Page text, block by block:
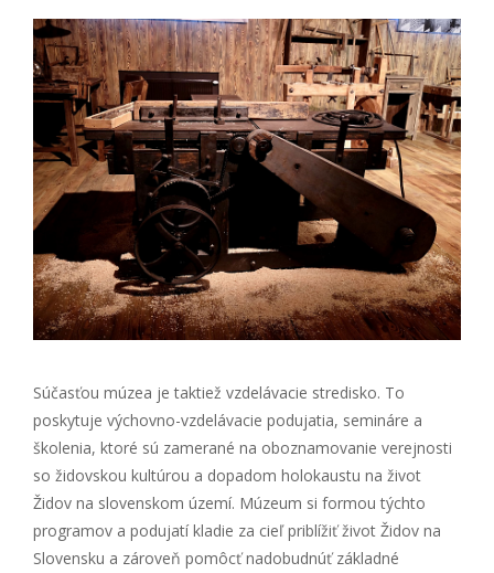
Súčasťou múzea je taktiež vzdelávacie stredisko. To
poskytuje výchovno-vzdelávacie podujatia, semináre a
školenia, ktoré sú zamerané na oboznamovanie verejnosti
so židovskou kultúrou a dopadom holokaustu na život
Židov na slovenskom území. Múzeum si formou týchto
programov a podujatí kladie za cieľ priblížiť život Židov na
Slovensku a zároveň pomôcť nadobudnúť základné